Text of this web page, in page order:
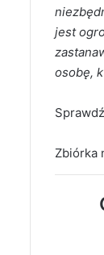
jest
osobę,
Zbiórka